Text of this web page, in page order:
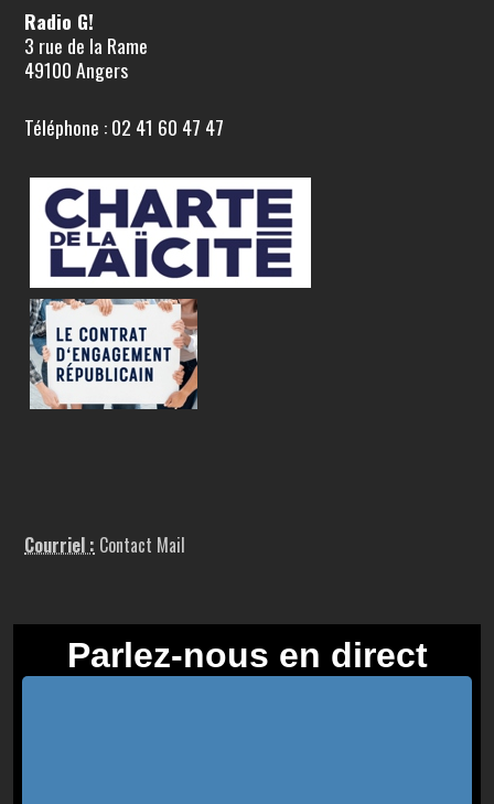
Radio G!
3 rue de la Rame
49100 Angers
Téléphone : 02 41 60 47 47
Courriel : Contact Mail